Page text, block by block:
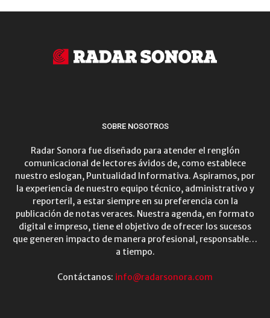
SOBRE NOSOTROS
Radar Sonora fue diseñado para atender el renglón
comunicacional de lectores ávidos de, como establece
nuestro eslogan, Puntualidad Informativa. Aspiramos, por
la experiencia de nuestro equipo técnico, administrativo y
reporteril, a estar siempre en su preferencia con la
publicación de notas veraces. Nuestra agenda, en formato
digital e impreso, tiene el objetivo de ofrecer los sucesos
que generen impacto de manera profesional, responsable…
a tiempo.
Contáctanos: info@radarsonora.com